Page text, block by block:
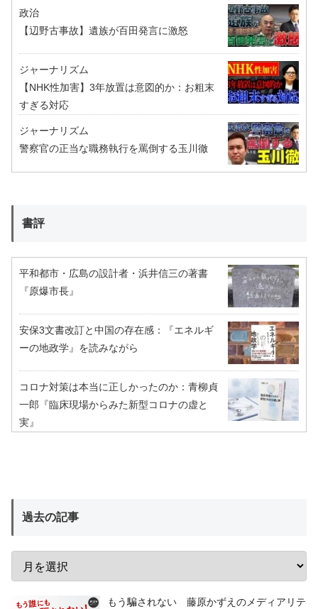
政治
【辺野古事故】遺族が百田発言に激怒
ジャーナリズム
【NHK性加害】3年放置は意図的か：お粗末
すぎる対応
ジャーナリズム
警察官の正当な職務執行を罵倒する玉川徹
書評
平和都市・広島の設計者・浜井信三の著書
『原爆市長』
安保3文書改訂と中国の存在感：『エネルギ
ーの地政学』を読みながら
コロナ対策は本当に正しかったのか：青柳貞
一郎『臨床現場からみた新型コロナの虚と
実』
過去の記事
もう騙されない 藤原かずえのメディアリテ